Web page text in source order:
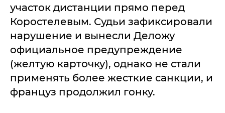
участок дистанции прямо перед
Коростелевым. Судьи зафиксировали
нарушение и вынесли Деложу
официальное предупреждение
(желтую карточку), однако не стали
применять более жесткие санкции, и
француз продолжил гонку.